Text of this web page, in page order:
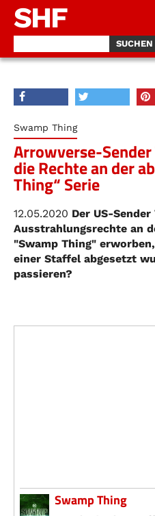
SHF
Swamp Thing
Arrowverse-
die Rechte an der
Thing“ Serie
12.05.2020 Der US-
Ausstrahlungsrechte an
"Swamp Thing"
einer Staffel abgesetzt
passieren?
Swamp Thing